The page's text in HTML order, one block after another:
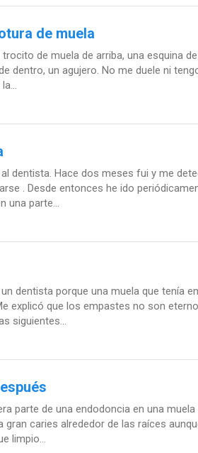
de muela
de muela de arriba, una esquina
dentro, un agujero. No me duele ni
dentista. Hace dos meses fui y me
. Desde entonces he ido
parte...
dentista porque una muela que tenía
explicó que los empastes no son
siguientes...
parte de una endodoncia en una
gran caries alrededor de las raíces
limpio...